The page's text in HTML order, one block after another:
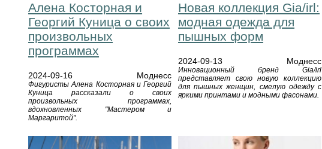
Алена Косторная и
Георгий Куница о своих
произвольных
программах
2024-09-16 Моднесс
Фигуристы Алена Косторная и Георгий
Куница рассказали о своих
произвольных программах,
вдохновленных "Мастером и
Маргаритой".
Новая коллекция Gia/irl:
модная одежда для
пышных форм
2024-09-13 Моднесс
Инновационный бренд Gia/irl
представляет свою новую коллекцию
для пышных женщин, смелую одежду с
яркими принтами и модными фасонами.